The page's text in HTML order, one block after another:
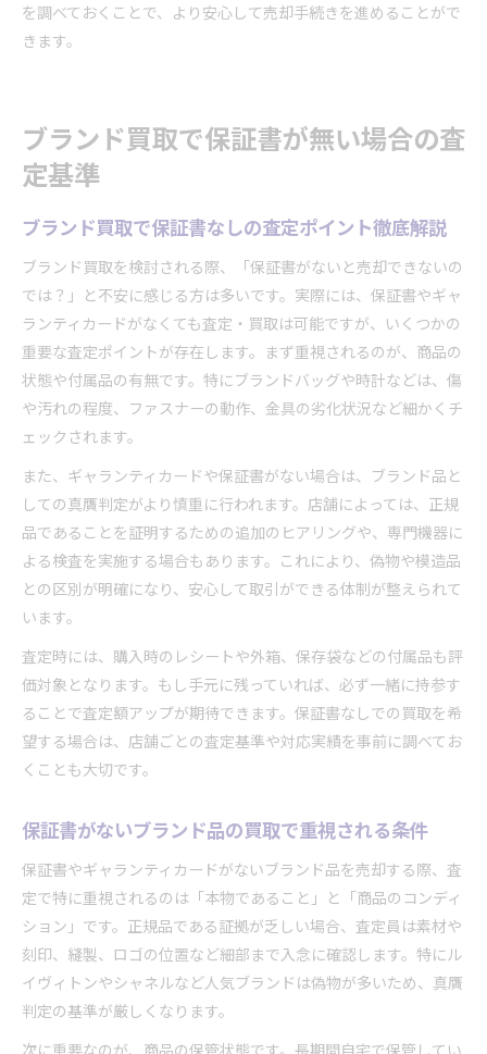
を調べておくことで、より安心して売却手続きを進めることがで
きます。
ブランド買取で保証書が無い場合の査
定基準
ブランド買取で保証書なしの査定ポイント徹底解説
ブランド買取を検討される際、「保証書がないと売却できないの
では？」と不安に感じる方は多いです。実際には、保証書やギャ
ランティカードがなくても査定・買取は可能ですが、いくつかの
重要な査定ポイントが存在します。まず重視されるのが、商品の
状態や付属品の有無です。特にブランドバッグや時計などは、傷
や汚れの程度、ファスナーの動作、金具の劣化状況など細かくチ
ェックされます。
また、ギャランティカードや保証書がない場合は、ブランド品と
しての真贋判定がより慎重に行われます。店舗によっては、正規
品であることを証明するための追加のヒアリングや、専門機器に
よる検査を実施する場合もあります。これにより、偽物や模造品
との区別が明確になり、安心して取引ができる体制が整えられて
います。
査定時には、購入時のレシートや外箱、保存袋などの付属品も評
価対象となります。もし手元に残っていれば、必ず一緒に持参す
ることで査定額アップが期待できます。保証書なしでの買取を希
望する場合は、店舗ごとの査定基準や対応実績を事前に調べてお
くことも大切です。
保証書がないブランド品の買取で重視される条件
保証書やギャランティカードがないブランド品を売却する際、査
定で特に重視されるのは「本物であること」と「商品のコンディ
ション」です。正規品である証拠が乏しい場合、査定員は素材や
刻印、縫製、ロゴの位置など細部まで入念に確認します。特にル
イヴィトンやシャネルなど人気ブランドは偽物が多いため、真贋
判定の基準が厳しくなります。